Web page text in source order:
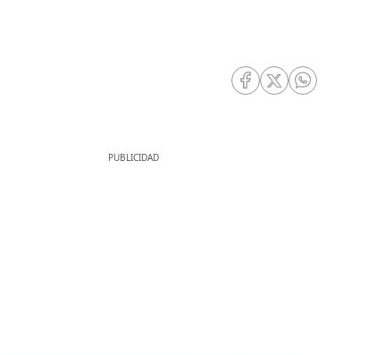
RRSS Facebook
RRSS Twitter
RRSS